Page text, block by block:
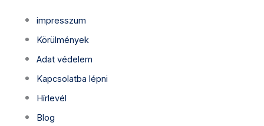
impresszum
Körülmények
Adat védelem
Kapcsolatba lépni
Hírlevél
Blog